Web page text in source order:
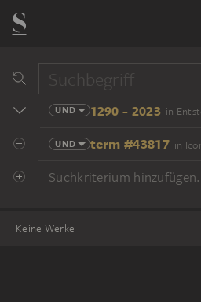
UND 1290 - 2023 in
UND term #43817 in
Suchkriterium
Keine Werke